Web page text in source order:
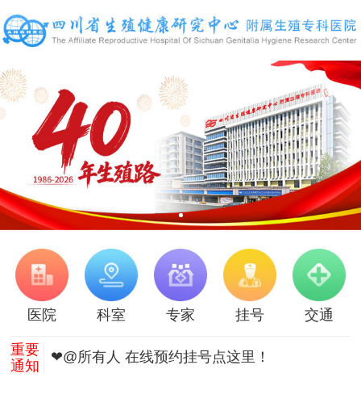
医院 科室 专家 挂号 交通
重要
通知
❤@所有人 在线预约挂号点这里！